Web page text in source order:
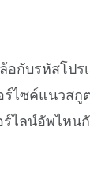
กับรหัสโปร
ร์ไซค์แนวสกู
ร์ไลน์อัพไหน